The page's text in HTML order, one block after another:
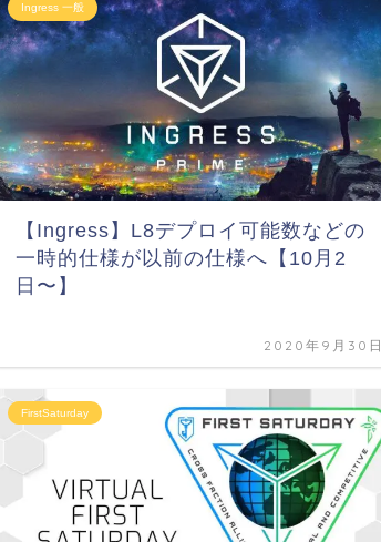
Ingress 一般
【Ingress】L8デプロイ可能数などの
一時的仕様が以前の仕様へ【10月2
日〜】
2020年9月30日
FirstSaturday